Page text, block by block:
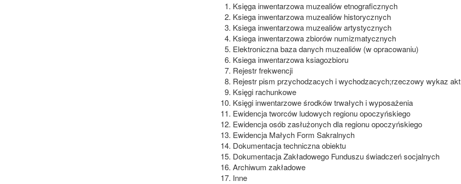
Księga inwentarzowa muzealiów etnograficznych
Ksiega inwentarzowa muzealiów historycznych
Ksiega inwentarzowa muzealiów artystycznych
Ksiega inwentarzowa zbiorów numizmatycznych
Elektroniczna baza danych muzealiów (w opracowaniu)
Ksiega inwentarzowa ksiagozbioru
Rejestr frekwencji
Rejestr pism przychodzacych i wychodzacych;rzeczowy wykaz akt
Księgi rachunkowe
Księgi inwentarzowe środków trwałych i wyposażenia
Ewidencja tworców ludowych regionu opoczyńskiego
Ewidencja osób zasłużonych dla regionu opoczyńskiego
Ewidencja Małych Form Sakralnych
Dokumentacja techniczna obiektu
Dokumentacja Zakładowego Funduszu świadczeń socjalnych
Archiwum zakładowe
Inne